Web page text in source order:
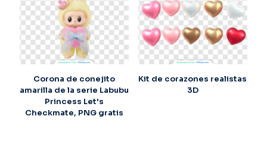
Corona de conejito
amarilla de la serie Labubu
Princess Let's
Checkmate, PNG gratis
Kit de corazones realistas
3D